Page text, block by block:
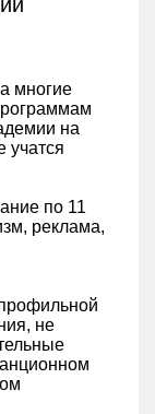
многие
на
учатся
по 11
реклама,
не